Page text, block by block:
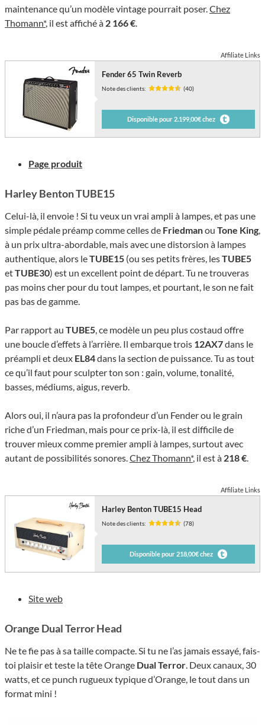
maintenance qu’un modèle vintage pourrait poser.Chez
Thomann*, il est affiché à 2 166 €.
Affiliate Links
Fender 65 Twin Reverb
Note des clients: (40)
Disponible pour 2.199,00€ chez
Page produit
Harley Benton TUBE15
Celui-là, il envoie ! Si tu veux un vrai ampli à lampes, et pas une
simple pédale préamp comme celles de Friedmanou Tone King,
à un prix ultra-abordable, mais avec une distorsion à lampes
authentique, alors leTUBE15 (ou ses petits frères, lesTUBE5
etTUBE30) est un excellent point de départ. Tu ne trouveras
pas moins cher pour du tout lampes, et pourtant, le son ne fait
pas bas de gamme.
Par rapport au TUBE5, ce modèle un peu plus costaud offre
une boucle d’effets à l’arrière. Il embarque trois 12AX7dans le
préampli et deux EL84dans la section de puissance. Tu as tout
ce qu’il faut pour sculpter ton son : gain, volume, tonalité,
basses, médiums, aigus, reverb.
Alors oui, il n’aura pas la profondeur d’un Fender ou le grain
riche d’un Friedman, mais pour ce prix-là, il est difficile de
trouver mieux comme premier ampli à lampes, surtout avec
autant de possibilités sonores.Chez Thomann*, il est à 218 €.
Affiliate Links
Harley Benton TUBE15 Head
Note des clients: (78)
Disponible pour 218,00€ chez
Site web
Orange Dual Terror Head
Ne te fie pas à sa taille compacte. Si tu ne l’as jamais essayé, fais-
toi plaisir et teste la tête Orange Dual Terror. Deux canaux, 30
watts, et ce punch rugueux typique d’Orange, le tout dans un
format mini !